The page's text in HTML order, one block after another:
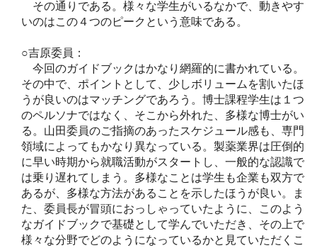
その通りである。様々な学生がいるなかで、動きやす
いのはこの４つのピークという意味である。
○吉原委員：
今回のガイドブックはかなり網羅的に書かれている。
その中で、ポイントとして、少しボリュームを割いたほ
うが良いのはマッチングであろう。博士課程学生は１つ
のペルソナではなく、そこから外れた、多様な博士がい
る。山田委員のご指摘のあったスケジュール感も、専門
領域によってもかなり異なっている。製薬業界は圧倒的
に早い時期から就職活動がスタートし、一般的な認識で
は乗り遅れてしまう。多様なことは学生も企業も双方で
あるが、多様な方法があることを示したほうが良い。ま
た、委員長が冒頭におっしゃっていたように、このよう
なガイドブックで基礎として学んでいただき、その上で
様々な分野でどのようになっているかと見ていただくこ